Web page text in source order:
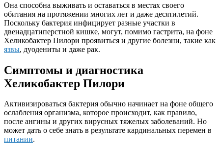
Она способна выживать и оставаться в местах своего
обитания на протяжении многих лет и даже десятилетий.
Поскольку бактерия инфицирует разные участки в
двенадцатиперстной кишке, могут, помимо гастрита, на фоне
Хеликобактер Пилори проявиться и другие болезни, такие как
язвы, дуодениты и даже рак.
Симптомы и диагностика
Хеликобактер Пилори
Активизироваться бактерия обычно начинает на фоне общего
ослабления организма, которое происходит, как правило,
после ангины и других вирусных тяжелых заболеваний. Но
может дать о себе знать в результате кардинальных перемен в
питании.